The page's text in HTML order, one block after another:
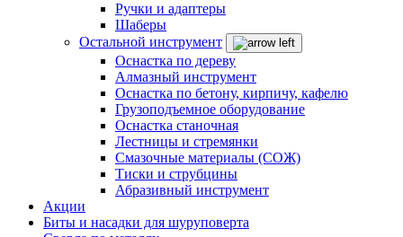
Ручки и адаптеры
Шаберы
Остальной инструмент
Оснастка по дереву
Алмазный инструмент
Оснастка по бетону, кирпичу, кафелю
Грузоподъемное оборудование
Оснастка станочная
Лестницы и стремянки
Смазочные материалы (СОЖ)
Тиски и струбцины
Абразивный инструмент
Акции
Биты и насадки для шуруповерта